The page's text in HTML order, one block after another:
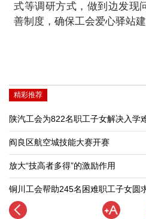
式等调研方式，做到边发现
善制度，确保工会爱心驿站
精彩推荐
陕汽工会为822名职工子女解决入学
阎良区航空城技能大赛开赛
放大“技高者多得”的激励作用
铜川工会帮助245名困难职工子女圆